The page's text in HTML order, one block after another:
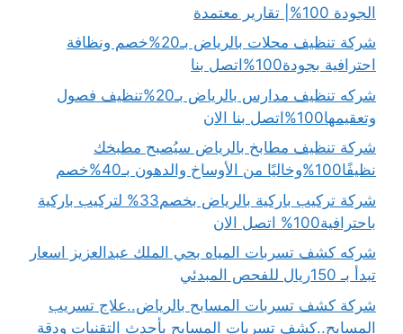
الجودة 100%| تقارير معتمدة
شركة تنظيف محلات بالرياض بـ20%خصم ونظافة
احترافية بجودة100%اتصل بنا
شركه تنظيف مدارس بالرياض بـ20%تنظيف فصول
وتعقيمها100%اتصل بنا الان
شركة تنظيف مطابخ بالرياض سيُصبح مطبخك
نظيفًا100%وخاليًا من الأوساخ والدهون بـ40%خصم
شركة تركيب باركية بالرياض بخصم33% لتركيب باركية
باحترافية100% اتصل الان
شركه كشف تسربات المياه بحي الملك عبدالعزيز اسعار
تبدأ بـ 150ريال للفحص المبدئي
شركة كشف تسربات المسابح بالرياض..علاج تسريب
المسابح..كشف تسربات المسابح بأحدث التقنيات ودقة